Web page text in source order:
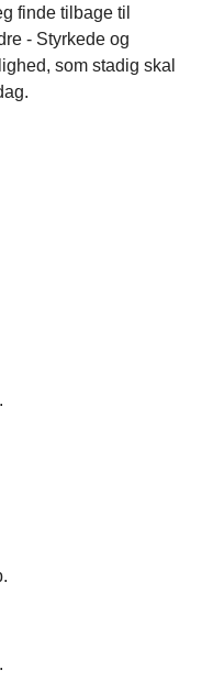
finde tilbage til
- Styrkede og
som stadig skal